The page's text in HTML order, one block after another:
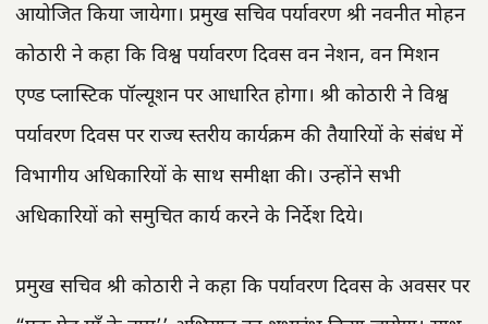
आयोजित किया जायेगा। प्रमुख सचिव पर्यावरण श्री नवनीत मोहन
कोठारी ने कहा कि विश्व पर्यावरण दिवस वन नेशन, वन मिशन
एण्ड प्लास्टिक पॉल्यूशन पर आधारित होगा। श्री कोठारी ने विश्व
पर्यावरण दिवस पर राज्य स्तरीय कार्यक्रम की तैयारियों के संबंध में
विभागीय अधिकारियों के साथ समीक्षा की। उन्होंने सभी
अधिकारियों को समुचित कार्य करने के निर्देश दिये।
प्रमुख सचिव श्री कोठारी ने कहा कि पर्यावरण दिवस के अवसर पर